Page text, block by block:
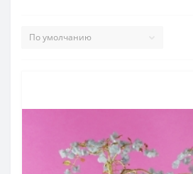
Подарок на годовщину свадьбы
может быть десять лет. Если ценны
каждого года есть свой камень -
счастья.